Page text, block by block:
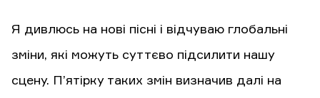
Я дивлюсь на нові пісні і відчуваю глобальні
зміни, які можуть суттєво підсилити нашу
сцену. П’ятірку таких змін визначив далі на